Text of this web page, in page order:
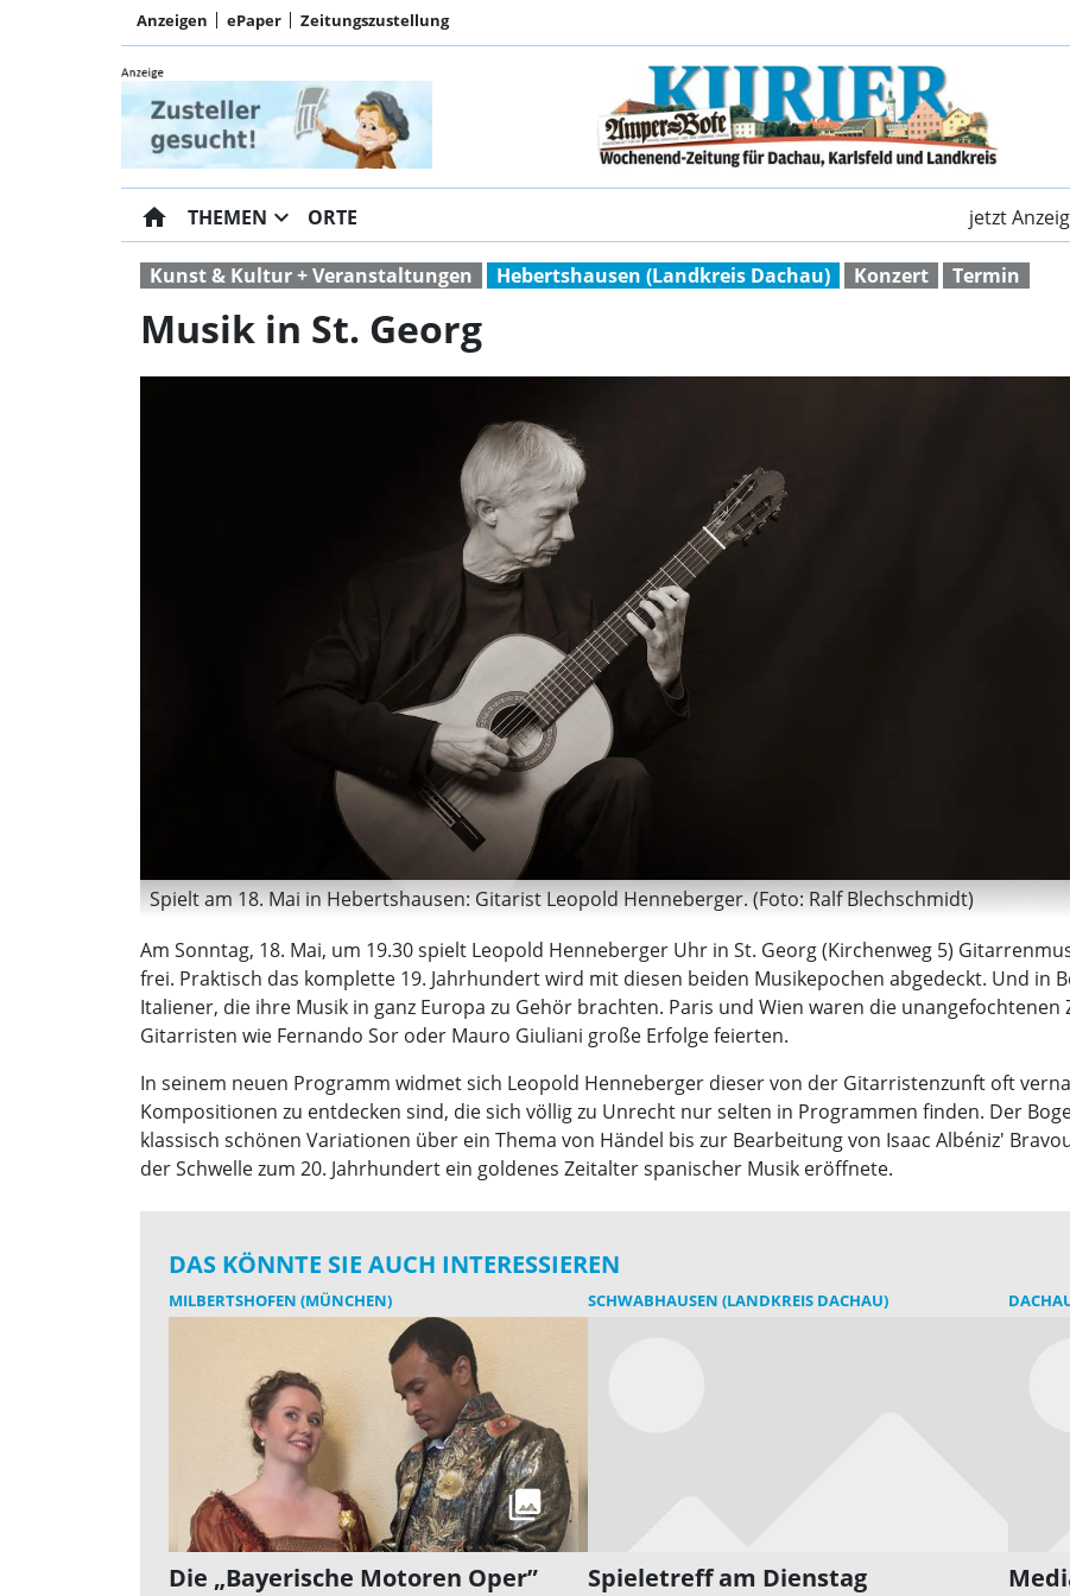
Anzeigen ePaper Zeitungszustellung
Musik in St. Georg |
home THEMEN expand_more ORTE jetzt
Kunst & Kultur + Veranstaltungen Hebertshausen (Landkreis Dachau) Konzert Termin
Musik in St. Georg
Spielt am 18. Mai in Hebertshausen: Gitarist Leopold Henneberger. (Foto: Ralf Blechschmidt)
Am Sonntag, 18. Mai, um 19.30 spielt Leopold Henneberger Uhr in St. Georg (Kirchenweg 5)
frei. Praktisch das komplette 19. Jahrhundert wird mit diesen beiden Musikepochen abgedeckt. Und in
Italiener, die ihre Musik in ganz Europa zu Gehör brachten. Paris und Wien waren die
Gitarristen wie Fernando Sor oder Mauro Giuliani große Erfolge feierten.
In seinem neuen Programm widmet sich Leopold Henneberger dieser von der Gitarristenzunft oft
Kompositionen zu entdecken sind, die sich völlig zu Unrecht nur selten in Programmen finden. Der
klassisch schönen Variationen über ein Thema von Händel bis zur Bearbeitung von Isaac Albéniz'
der Schwelle zum 20. Jahrhundert ein goldenes Zeitalter spanischer Musik eröffnete.
DAS KÖNNTE SIE AUCH INTERESSIEREN
MILBERTSHOFEN (MÜNCHEN)
Die „Bayerische Motoren Oper”
SCHWABHAUSEN (LANDKREIS DACHAU)
Spieletreff am Dienstag